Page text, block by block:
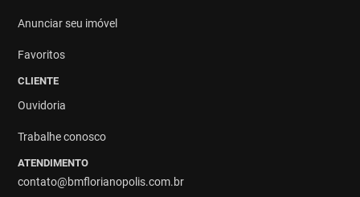
Anunciar seu imóvel
Favoritos
CLIENTE
Ouvidoria
Trabalhe conosco
ATENDIMENTO
contato@bmflorianopolis.com.br